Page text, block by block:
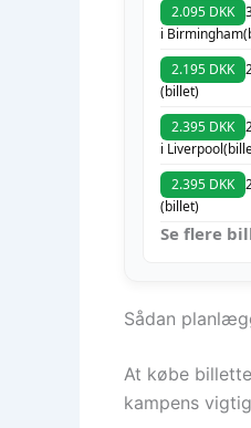
2.095 DKK
i Birmingham
2.195 DKK
(billet)
2.395 DKK
i Liverpool
2.395 DKK
(billet)
Se flere
Sådan
At købe
kampens